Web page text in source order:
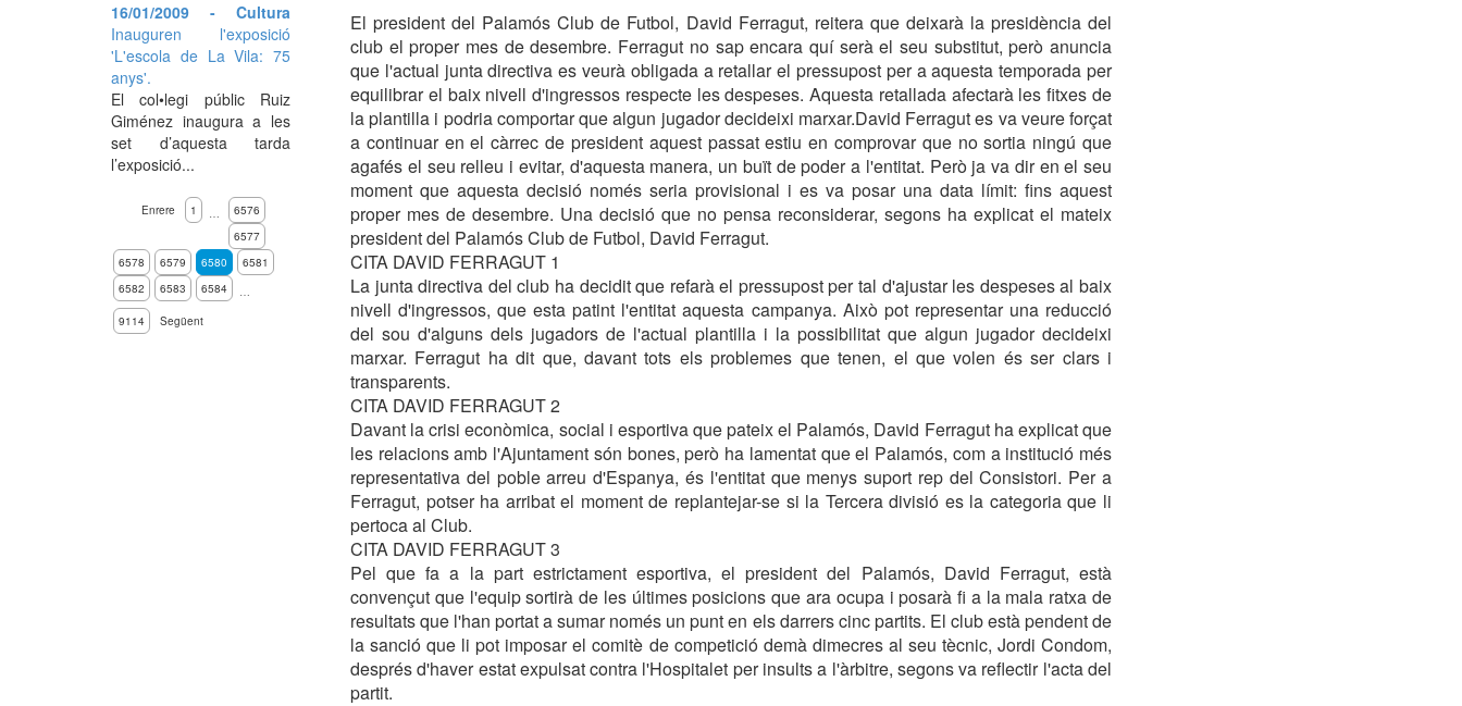
El president del Palamós Club de Futbol, David Ferragut, reitera que deixarà la presidència del
club el proper mes de desembre. Ferragut no sap encara quí serà el seu substitut, però anuncia
que l'actual junta directiva es veurà obligada a retallar el pressupost per a aquesta temporada per
equilibrar el baix nivell d'ingressos respecte les despeses. Aquesta retallada afectarà les fitxes de
la plantilla i podria comportar que algun jugador decideixi marxar.David Ferragut es va veure forçat
a continuar en el càrrec de president aquest passat estiu en comprovar que no sortia ningú que
agafés el seu relleu i evitar, d'aquesta manera, un buït de poder a l'entitat. Però ja va dir en el seu
moment que aquesta decisió només seria provisional i es va posar una data límit: fins aquest
proper mes de desembre. Una decisió que no pensa reconsiderar, segons ha explicat el mateix
president del Palamós Club de Futbol, David Ferragut.
CITA DAVID FERRAGUT 1
La junta directiva del club ha decidit que refarà el pressupost per tal d'ajustar les despeses al baix
nivell d'ingressos, que esta patint l'entitat aquesta campanya. Això pot representar una reducció
del sou d'alguns dels jugadors de l'actual plantilla i la possibilitat que algun jugador decideixi
marxar. Ferragut ha dit que, davant tots els problemes que tenen, el que volen és ser clars i
transparents.
CITA DAVID FERRAGUT 2
Davant la crisi econòmica, social i esportiva que pateix el Palamós, David Ferragut ha explicat que
les relacions amb l'Ajuntament són bones, però ha lamentat que el Palamós, com a institució més
representativa del poble arreu d'Espanya, és l'entitat que menys suport rep del Consistori. Per a
Ferragut, potser ha arribat el moment de replantejar-se si la Tercera divisió es la categoria que li
pertoca al Club.
CITA DAVID FERRAGUT 3
Pel que fa a la part estrictament esportiva, el president del Palamós, David Ferragut, està
convençut que l'equip sortirà de les últimes posicions que ara ocupa i posarà fi a la mala ratxa de
resultats que l'han portat a sumar només un punt en els darrers cinc partits. El club està pendent de
la sanció que li pot imposar el comitè de competició demà dimecres al seu tècnic, Jordi Condom,
després d'haver estat expulsat contra l'Hospitalet per insults a l'àrbitre, segons va reflectir l'acta del
partit.
16/01/2009 - Cultura
Inauguren l'exposició
'L'escola de La Vila: 75
anys'.
El col•legi públic Ruiz
Giménez inaugura a les
set d’aquesta tarda
l’exposició...
Enrere 1 …
6576
6577
6578
6579 6580
6581
6582
6583 6584
…
9114
Següent